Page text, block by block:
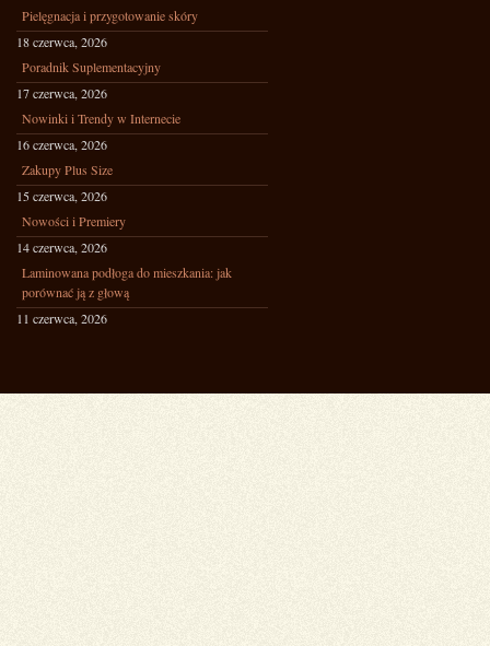
Pielęgnacja i przygotowanie skóry
18 czerwca, 2026
Poradnik Suplementacyjny
17 czerwca, 2026
Nowinki i Trendy w Internecie
16 czerwca, 2026
Zakupy Plus Size
15 czerwca, 2026
Nowości i Premiery
14 czerwca, 2026
Laminowana podłoga do mieszkania: jak
porównać ją z głową
11 czerwca, 2026